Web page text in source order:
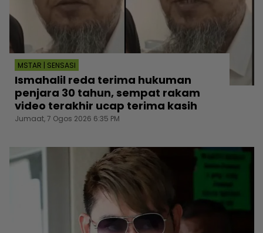
MSTAR | SENSASI
Ismahalil reda terima hukuman
penjara 30 tahun, sempat rakam
video terakhir ucap terima kasih
Jumaat, 7 Ogos 2026 6:35 PM